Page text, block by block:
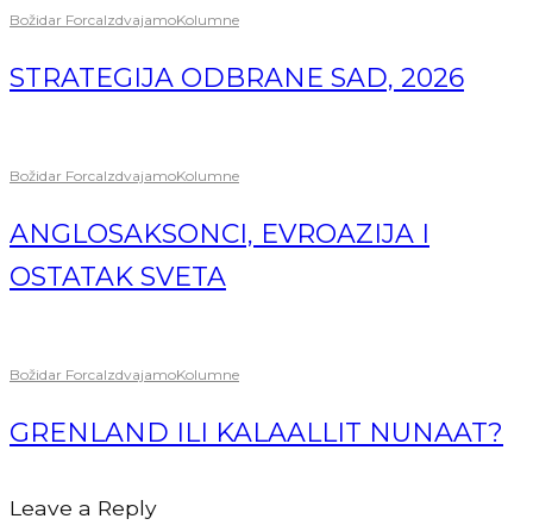
Božidar ForcaIzdvajamoKolumne
STRATEGIJA ODBRANE SAD, 2026
Božidar ForcaIzdvajamoKolumne
ANGLOSAKSONCI, EVROAZIJA I
OSTATAK SVETA
Božidar ForcaIzdvajamoKolumne
GRENLAND ILI KALAALLIT NUNAAT?
Leave a Reply